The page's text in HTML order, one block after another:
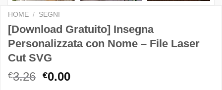
HOME / SEGNI
[Download Gratuito] Insegna
Personalizzata con Nome – File Laser
Cut SVG
€3.26 Il
€0.00Il